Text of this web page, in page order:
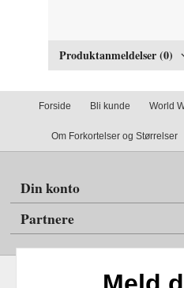
Produktanmeldelser (0)
Forside Bli kunde World
Om Forkortelser og Størrelser
Din konto
Partnere